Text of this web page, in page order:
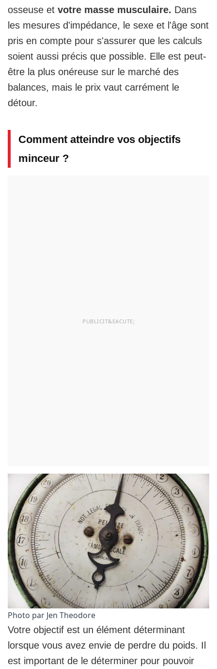
osseuse et votre masse musculaire. Dans
les mesures d'impédance, le sexe et l'âge sont
pris en compte pour s'assurer que les calculs
soient aussi précis que possible. Elle est peut-
être la plus onéreuse sur le marché des
balances, mais le prix vaut carrément le
détour.
Comment atteindre vos objectifs
minceur ?
Photo par Jen Theodore
Votre objectif est un élément déterminant
lorsque vous avez envie de perdre du poids. Il
est important de le déterminer pour pouvoir